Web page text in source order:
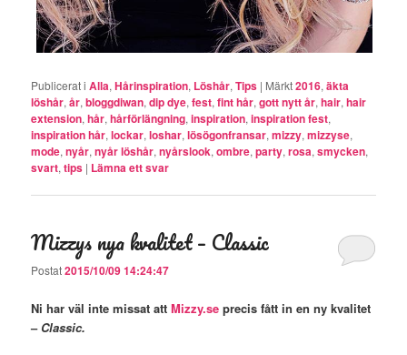
Publicerat i Alla,Hårinspiration, Löshår,Tips | Märkt2016,äkta
löshår,år,bloggdiwan,dip dye,fest,fint hår,gott nytt år,hair,hair
extension,hår,hårförlängning,inspiration,inspiration fest,
inspiration hår,lockar,loshar,lösögonfransar,mizzy,mizzyse,
mode,nyår,nyår löshår,nyårslook,ombre,party,rosa,smycken,
svart,tips | Lämna ett svar
Mizzys nya kvalitet – Classic
Postat2015/10/09 14:24:47
Ni har väl inte missat attMizzy.se precis fått in en ny kvalitet
– Classic.